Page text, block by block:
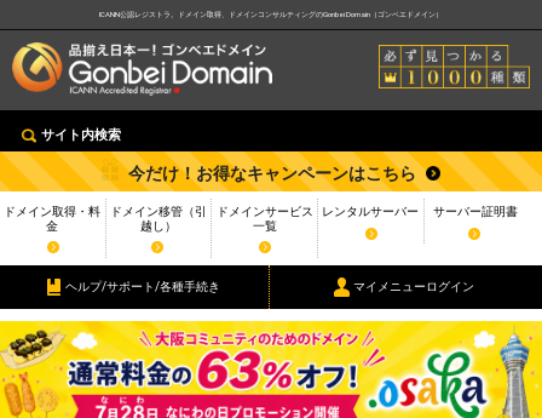
ICANN公認レジストラ。ドメイン取得、ドメインコンサルティングのGonbei Domain（ゴンベエドメイン）
サイト内検索
今だけ！お得なキャンペーンはこちら
ドメイン取得・料
金
ドメイン移管（引
越し）
ドメインサービス
一覧
レンタルサーバー サーバー証明書
ヘルプ/サポート/各種手続き マイメニューログイン